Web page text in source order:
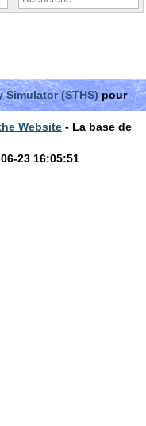
Simulator (STHS)pour
Website - La base de
23 16:05:51